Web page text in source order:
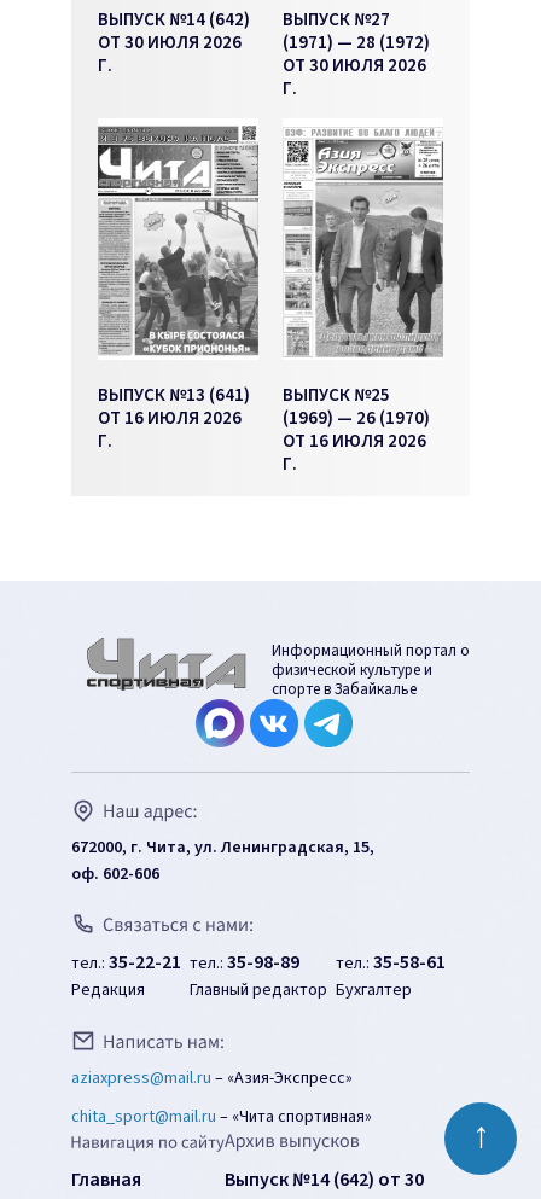
ВЫПУСК №14 (642)
ОТ 30 ИЮЛЯ 2026
Г.
ВЫПУСК №27
(1971) — 28 (1972)
ОТ 30 ИЮЛЯ 2026
Г.
ВЫПУСК №13 (641)
ОТ 16 ИЮЛЯ 2026
Г.
ВЫПУСК №25
(1969) — 26 (1970)
ОТ 16 ИЮЛЯ 2026
Г.
Информационный портал о
физической культуре и
спорте в Забайкалье
672000, г. Чита, ул. Ленинградская, 15,
оф. 602-606
тел.: 35-22-21
Редакция
тел.: 35-98-89
Главный редактор
тел.: 35-58-61
Бухгалтер
aziaxpress@mail.ru – «Азия-Экспресс»
chita_sport@mail.ru – «Чита спортивная»
Главная
Выпуск №14 (642) от 30
↑